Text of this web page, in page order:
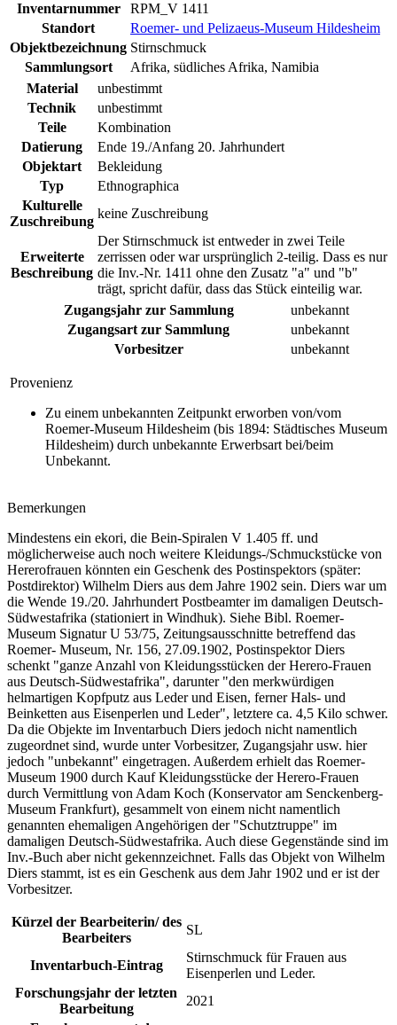
Inventarnummer
RPM_V 1411
Standort
Roemer- und Pelizaeus-Museum Hildesheim
Objektbezeichnung Stirnschmuck
Sammlungsort
Afrika, südliches Afrika, Namibia
Material
unbestimmt
Technik
unbestimmt
Teile
Kombination
Datierung
Ende 19./Anfang 20. Jahrhundert
Objektart
Bekleidung
Typ
Ethnographica
Kulturelle
Zuschreibung
keine Zuschreibung
Erweiterte
Beschreibung
Der Stirnschmuck ist entweder in zwei Teile
zerrissen oder war ursprünglich 2-teilig. Dass es nur
die Inv.-Nr. 1411 ohne den Zusatz "a" und "b"
trägt, spricht dafür, dass das Stück einteilig war.
Zugangsjahr zur Sammlung
unbekannt
Zugangsart zur Sammlung
unbekannt
Vorbesitzer
unbekannt
Provenienz
Zu einem unbekannten Zeitpunkt erworben von/vom
Roemer-Museum Hildesheim (bis 1894: Städtisches Museum
Hildesheim) durch unbekannte Erwerbsart bei/beim
Unbekannt.
Bemerkungen
Mindestens ein ekori, die Bein-Spiralen V 1.405 ff. und
möglicherweise auch noch weitere Kleidungs-/Schmuckstücke von
Hererofrauen könnten ein Geschenk des Postinspektors (später:
Postdirektor) Wilhelm Diers aus dem Jahre 1902 sein. Diers war um
die Wende 19./20. Jahrhundert Postbeamter im damaligen Deutsch-
Südwestafrika (stationiert in Windhuk). Siehe Bibl. Roemer-
Museum Signatur U 53/75, Zeitungsausschnitte betreffend das
Roemer- Museum, Nr. 156, 27.09.1902, Postinspektor Diers
schenkt "ganze Anzahl von Kleidungsstücken der Herero-Frauen
aus Deutsch-Südwestafrika", darunter "den merkwürdigen
helmartigen Kopfputz aus Leder und Eisen, ferner Hals- und
Beinketten aus Eisenperlen und Leder", letztere ca. 4,5 Kilo schwer.
Da die Objekte im Inventarbuch Diers jedoch nicht namentlich
zugeordnet sind, wurde unter Vorbesitzer, Zugangsjahr usw. hier
jedoch "unbekannt" eingetragen. Außerdem erhielt das Roemer-
Museum 1900 durch Kauf Kleidungsstücke der Herero-Frauen
durch Vermittlung von Adam Koch (Konservator am Senckenberg-
Museum Frankfurt), gesammelt von einem nicht namentlich
genannten ehemaligen Angehörigen der "Schutztruppe" im
damaligen Deutsch-Südwestafrika. Auch diese Gegenstände sind im
Inv.-Buch aber nicht gekennzeichnet. Falls das Objekt von Wilhelm
Diers stammt, ist es ein Geschenk aus dem Jahr 1902 und er ist der
Vorbesitzer.
Kürzel der Bearbeiterin/ des
Bearbeiters
SL
Inventarbuch-Eintrag
Stirnschmuck für Frauen aus
Eisenperlen und Leder.
Forschungsjahr der letzten
Bearbeitung
2021